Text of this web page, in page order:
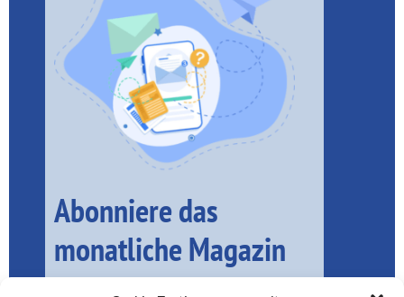
Abonniere das
monatliche Magazin